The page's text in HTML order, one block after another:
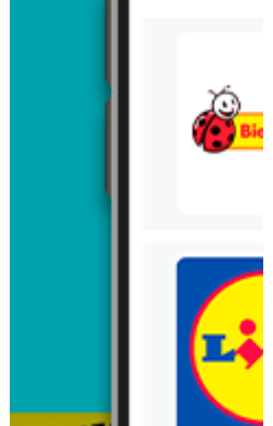
Trafiłeś na nieaktualną gazetkę
Zobacz aktualne gazetki Blix!